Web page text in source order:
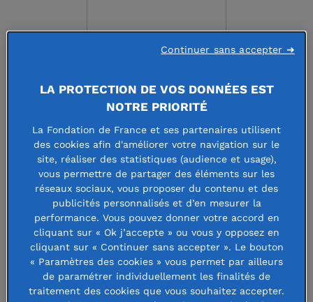
FONDATION POUR LES
MUSEES DE FRANCE
Faire un don à cette fondation
La Fondation pour les Musées de
France a été créée en novembre 2019
LA PROTECTION DE VOS DONNÉES EST
NOTRE PRIORITÉ
La Fondation de France et ses partenaires utilisent
des cookies afin d'améliorer votre navigation sur le
site, réaliser des statistiques (audience et usage),
vous permettre de partager des éléments sur les
réseaux sociaux, vous proposer du contenu et des
publicités personnalisés et d’en mesurer la
performance. Vous pouvez donner votre accord en
cliquant sur « Ok j’accepte » ou vous y opposez en
cliquant sur « Continuer sans accepter ». Le bouton
« Paramètres des cookies » vous permet par ailleurs
de paramétrer individuellement les finalités de
traitement des cookies que vous souhaitez accepter.
Continuer sans accepter ➜